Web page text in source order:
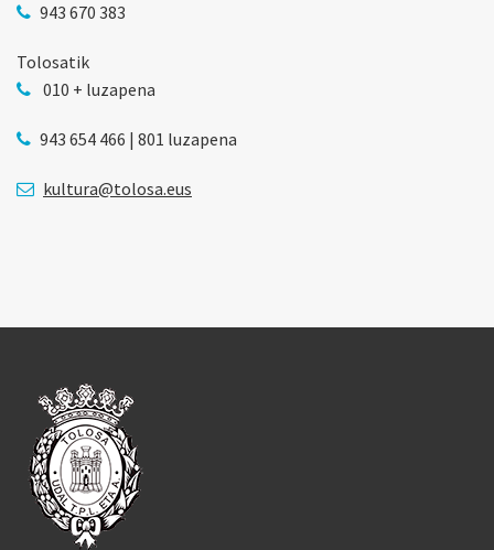
943 670 383
Tolosatik
010 + luzapena
943 654 466 | 801 luzapena
kultura@tolosa.eus